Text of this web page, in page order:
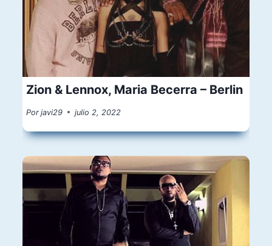
Zion & Lennox, Maria Becerra – Berlin
Por javi29 julio 2, 2022